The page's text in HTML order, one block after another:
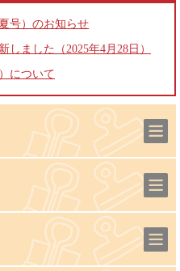
号）のお知らせ
ました（2025年4月28日）
について